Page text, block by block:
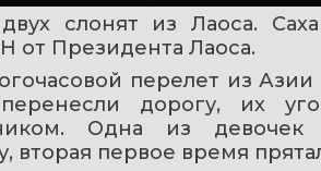
слонят из Лаоса.
от Президента Лаоса.
перелет из
дорогу, их
Одна из девочек
вторая первое время